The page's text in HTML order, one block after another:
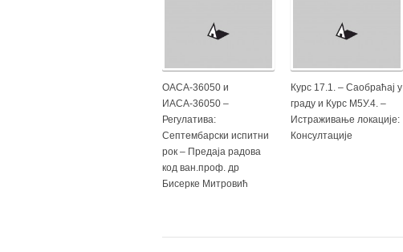
ОАСА-36050 и
ИАСА-36050 –
Регулатива:
Септембарски испитни
рок – Предаја радова
код ван.проф. др
Бисерке Митровић
Курс 17.1. – Саобраћај у
граду и Курс М5У.4. –
Истраживање локације:
Консултације